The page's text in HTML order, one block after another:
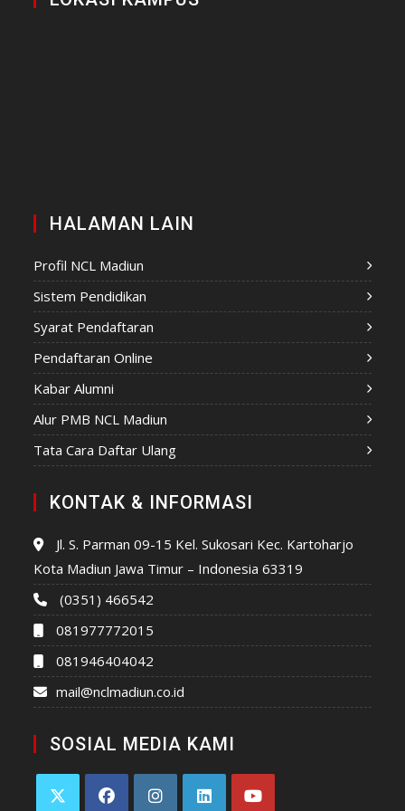
HALAMAN LAIN
Profil NCL Madiun
Sistem Pendidikan
Syarat Pendaftaran
Pendaftaran Online
Kabar Alumni
Alur PMB NCL Madiun
Tata Cara Daftar Ulang
KONTAK & INFORMASI
Jl. S. Parman 09-15 Kel. Sukosari Kec. Kartoharjo
Kota Madiun Jawa Timur – Indonesia 63319
(0351) 466542
081977772015
081946404042
mail@nclmadiun.co.id
SOSIAL MEDIA KAMI